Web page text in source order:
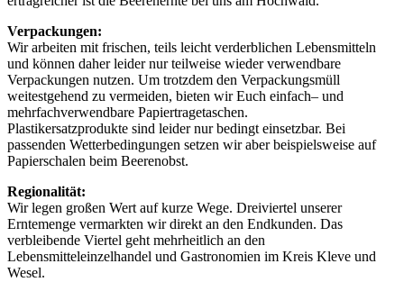
Verpackungen:
Wir arbeiten mit frischen, teils leicht verderblichen Lebensmitteln
und können daher leider nur teilweise wieder verwendbare
Verpackungen nutzen. Um trotzdem den Verpackungsmüll
weitestgehend zu vermeiden, bieten wir Euch einfach– und
mehrfachverwendbare Papiertragetaschen.
Plastikersatzprodukte sind leider nur bedingt einsetzbar. Bei
passenden Wetterbedingungen setzen wir aber beispielsweise auf
Papierschalen beim Beerenobst.
Regionalität:
Wir legen großen Wert auf kurze Wege. Dreiviertel unserer
Erntemenge vermarkten wir direkt an den Endkunden. Das
verbleibende Viertel geht mehrheitlich an den
Lebensmitteleinzelhandel und Gastronomien im Kreis Kleve und
Wesel.